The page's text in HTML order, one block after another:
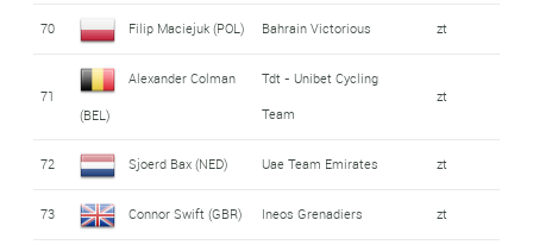
70 Filip Maciejuk (POL) Bahrain Victorious zt
71
Alexander Colman
(BEL)
Tdt - Unibet Cycling
Team
zt
72 Sjoerd Bax (NED) Uae Team Emirates zt
73 Connor Swift (GBR) Ineos Grenadiers zt